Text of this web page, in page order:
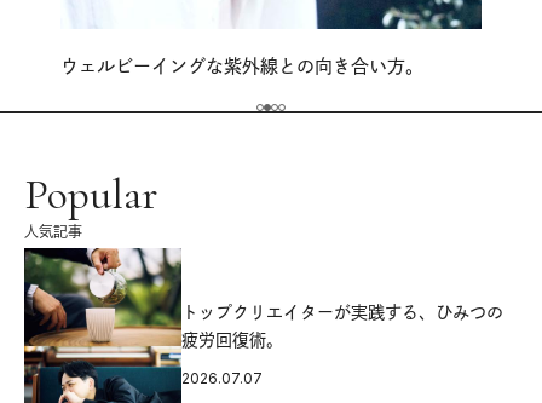
ウェルビーイングな紫外線との向き合い方。
Popular
人気記事
トップクリエイターが実践する、ひみつの
疲労回復術。
2026.07.07